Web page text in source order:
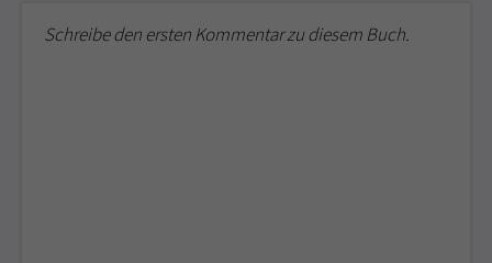
Schreibe den ersten Kommentar zu diesem Buch.